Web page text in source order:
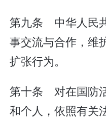
第九条 中华人民
事交流与合作，维
扩张行为。
第十条 对在国防
和个人，依照有关